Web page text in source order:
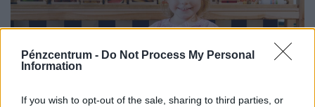
Pénzcentrum - Do Not Process My Personal
Information
If you wish to opt-out of the sale, sharing to third parties, or